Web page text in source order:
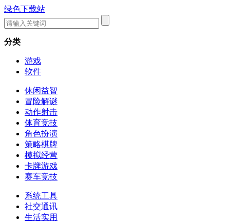
绿色下载站
分类
游戏
软件
休闲益智
冒险解谜
动作射击
体育竞技
角色扮演
策略棋牌
模拟经营
卡牌游戏
赛车竞技
系统工具
社交通讯
生活实用